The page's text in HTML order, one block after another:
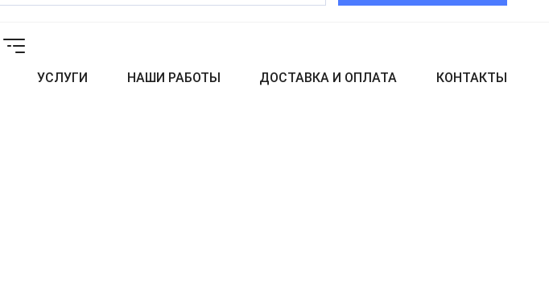
УСЛУГИ НАШИ РАБОТЫ ДОСТАВКА И ОПЛАТА КОНТАКТЫ